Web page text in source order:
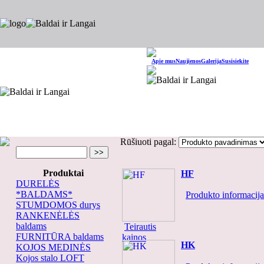
Apie musNaujienosGalerijaSusisiekite
Produktai
DURELĖS
*BALDAMS*
STUMDOMOS durys
RANKENĖLĖS
baldams
FURNITŪRA baldams
KOJOS MEDINĖS
Kojos stalo LOFT
Rūšiuoti pagal:
Teirautis
kainos
HF
Produkto
HK